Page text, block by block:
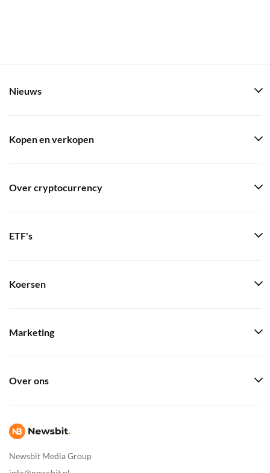
Newsbit Media Group
Nieuws
Kopen en verkopen
Over cryptocurrency
ETF's
Koersen
Marketing
Over ons